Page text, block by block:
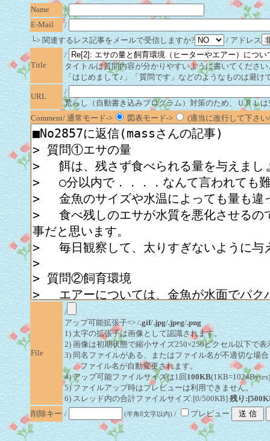
Name
/
E-Mail
/
└> 関連するレス記事をメールで受信しますか?
/ アドレス
Title
/
タイトルは質問内容が分かりやすいように書いてください
「はじめまして♪」「質問です」などのようなものは避け
URL
/
荒らし（自動書き込みプログラム）対策のため、ＵＲＬ
Comment/ 通常モード->
図表モード-> (適当に改行して下さ
File
/
アップ可能拡張子=> /.gif/.jpg/.jpeg/.png
1) 太字の拡張子は画像として認識されます。
2) 画像は初期状態で縮小サイズ250×250ピクセル以下で表
3) 同名ファイルがある、またはファイル名が不適切な場
ファイル名が自動変更されます。
4) アップ可能ファイルサイズは1回 100KB
5) ファイルアップ時はプレビューは利用できません。
6) スレッド内の合計ファイルサイズ:[0/500KB] 残り
削除キー / (半角8文字以内) / プレビュー